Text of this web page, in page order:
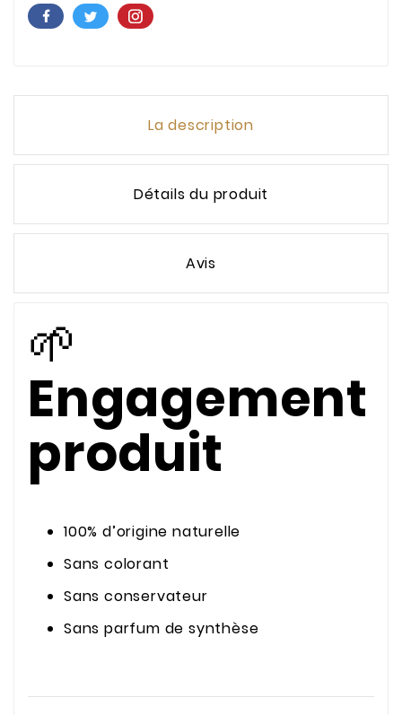
La description
Détails du produit
Avis
🌱
Engagement
produit
100% d’origine naturelle
Sans colorant
Sans conservateur
Sans parfum de synthèse